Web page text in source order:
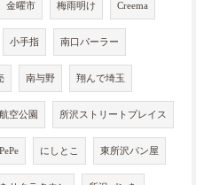
金曜市 梅雨明け Creema
小手指 南口パーラー
南与野 翔んで埼玉
航空公園 所沢ストリートプレイス
にしとこ 東所沢パン屋